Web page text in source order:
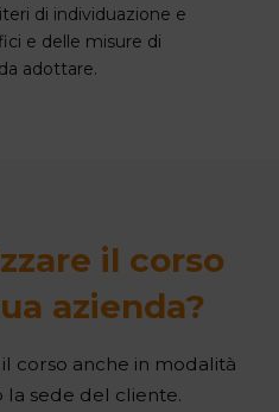
di individuazione e
e delle misure di
adottare.
il corso
azienda?
corso anche in modalità
la sede del cliente.